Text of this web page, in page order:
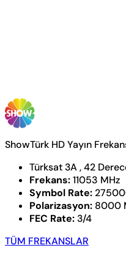
ShowTürk HD Yayın
Türksat 3A , 42
Frekans:11053 MHz
Symbol Rate:
Polarizasyon: 8000
FEC Rate: 3/4
TÜM FREKANSLAR